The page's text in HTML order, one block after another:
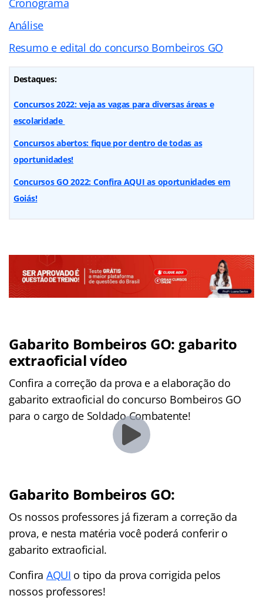
Cronograma
Análise
Resumo e edital do concurso Bombeiros GO
Destaques:
Concursos 2022: veja as vagas para diversas áreas e
escolaridade
Concursos abertos: fique por dentro de todas as
oportunidades!
Concursos GO 2022: Confira AQUI as oportunidades em
Goiás!
Gabarito Bombeiros GO: gabarito
extraoficial vídeo
Confira a correção da prova e a elaboração do
gabarito extraoficial do concurso Bombeiros GO
para o cargo de Soldado Combatente!
Gabarito Bombeiros GO:
Os nossos professores já fizeram a correção da
prova, e nesta matéria você poderá conferir o
gabarito extraoficial.
Confira AQUI o tipo da prova corrigida pelos
nossos professores!